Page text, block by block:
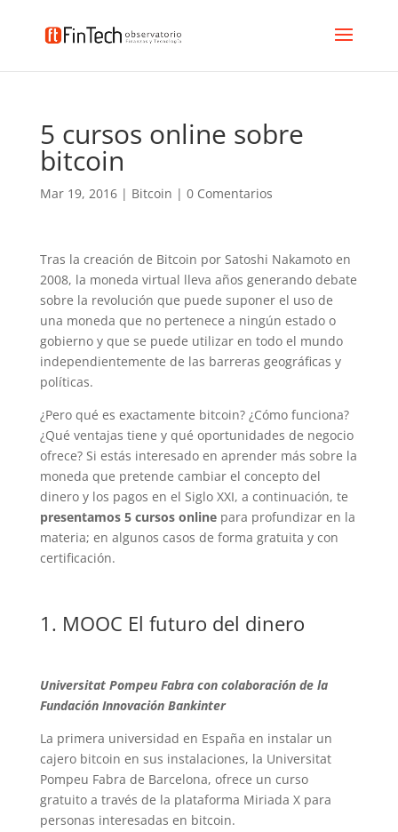
5 cursos online sobre
bitcoin
Mar 19, 2016| Bitcoin | 0 Comentarios
Tras la creación de Bitcoin por Satoshi Nakamoto en
2008, la moneda virtual lleva años generando debate
sobre la revolución que puede suponer el uso de
una moneda que no pertenece a ningún estado o
gobierno y que se puede utilizar en todo el mundo
independientemente de las barreras geográficas y
políticas.
¿Pero qué es exactamente bitcoin? ¿Cómo funciona?
¿Qué ventajas tiene y qué oportunidades de negocio
ofrece? Si estás interesado en aprender más sobre la
moneda que pretende cambiar el concepto del
dinero y los pagos en el Siglo XXI, a continuación, te
presentamos 5 cursos onlinepara profundizar en la
materia; en algunos casos de forma gratuita y con
certificación.
1. MOOC El futuro del dinero
Universitat Pompeu Fabra con colaboración de la
Fundación Innovación Bankinter
La primera universidad en España en instalar un
cajero bitcoin en sus instalaciones, la Universitat
Pompeu Fabra de Barcelona, ofrece un curso
gratuito a través de la plataforma Miriada X para
personas interesadas en bitcoin.